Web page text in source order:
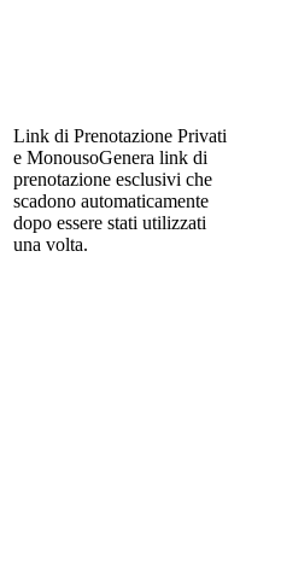
Link di Prenotazione Privati
e MonousoGenera link di
prenotazione esclusivi che
scadono automaticamente
dopo essere stati utilizzati
una volta.